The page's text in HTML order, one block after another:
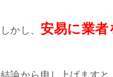
しかし、 安易に業者
結論から申し上げますと